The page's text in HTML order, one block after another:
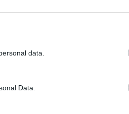
data.
Data.
oggi molti di
di un periodo
l’Italia
il loro modus
Libia e oltre in